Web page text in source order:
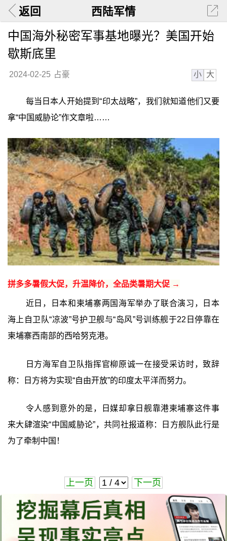
返回 西陆军情
中国海外秘密军事基地曝光？美国开始
歇斯底里
2024-02-25 占豪 小 大
每当日本人开始提到“印太战略”，我们就知道他们又要
拿“中国威胁论”作文章啦……
拼多多暑假大促，升温降价，全品类暑期大促 →
近日，日本和柬埔寨两国海军举办了联合演习，日本
海上自卫队“凉波”号护卫舰与“岛风”号训练舰于22日停靠在
柬埔寨西南部的西哈努克港。
日方海军自卫队指挥官柳原诚一在接受采访时，致辞
称：日方将为实现“自由开放”的印度太平洋而努力。
令人感到意外的是，日媒却拿日舰靠港柬埔寨这件事
来大肆渲染“中国威胁论”，共同社报道称：日方舰队此行是
为了牵制中国！
上一页 下一页